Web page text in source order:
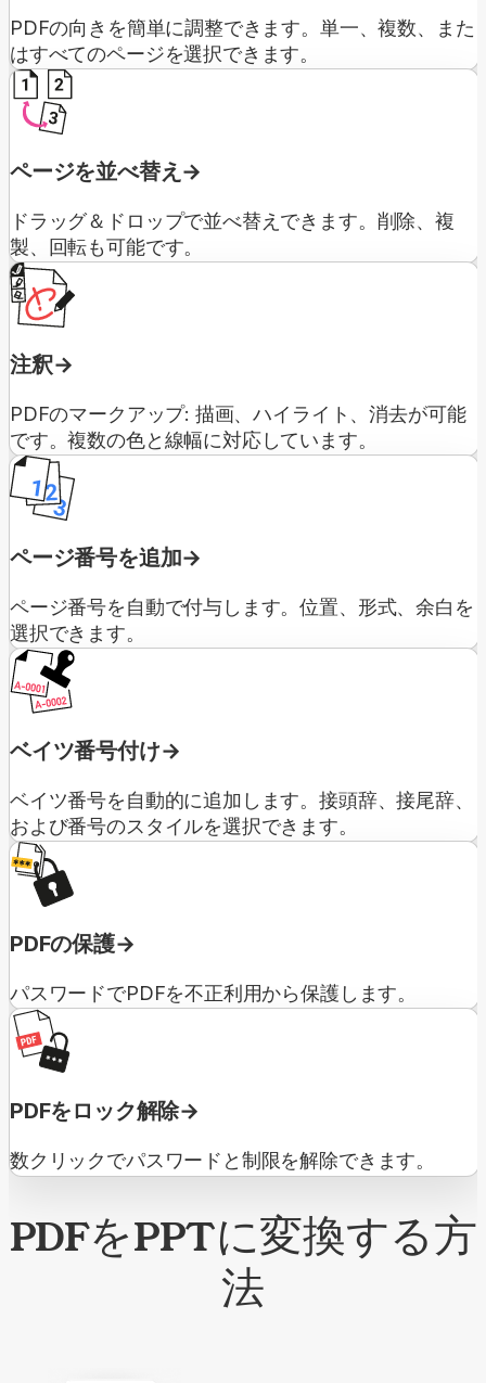
PDFの向きを簡単に調整できます。単一、複数、また
はすべてのページを選択できます。
ページを並べ替え
ドラッグ＆ドロップで並べ替えできます。削除、複
製、回転も可能です。
注釈
PDFのマークアップ: 描画、ハイライト、消去が可能
です。複数の色と線幅に対応しています。
ページ番号を追加
ページ番号を自動で付与します。位置、形式、余白を
選択できます。
ベイツ番号付け
ベイツ番号を自動的に追加します。接頭辞、接尾辞、
および番号のスタイルを選択できます。
PDFの保護
パスワードでPDFを不正利用から保護します。
PDFをロック解除
数クリックでパスワードと制限を解除できます。
PDFをPPTに変換する方
法